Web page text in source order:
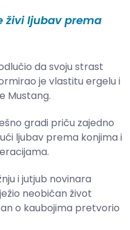
živi ljubav prema
da svoju strast
je vlastitu ergelu i
Mustang.
gradi priču zajedno
ljubav prema konjima i
i jutjub novinara
neobičan život
o kaubojima pretvorio